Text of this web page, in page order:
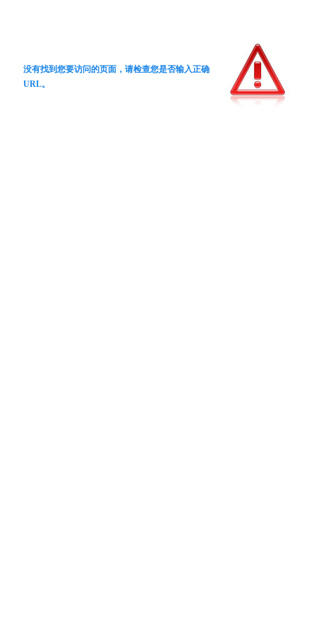
没有找到您要访问的页面，请检查您是否输入正确
URL。